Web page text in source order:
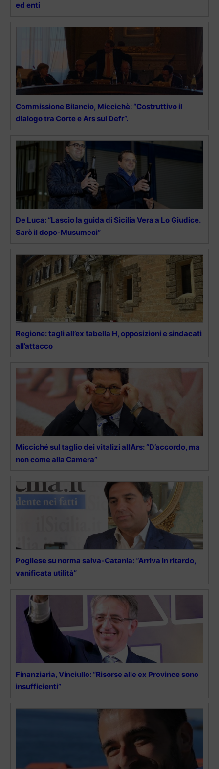
ed enti
Commissione Bilancio, Miccichè: “Costruttivo il
dialogo tra Corte e Ars sul Defr”.
De Luca: “Lascio la guida di Sicilia Vera a Lo Giudice.
Sarò il dopo-Musumeci”
Regione: tagli all’ex tabella H, opposizioni e sindacati
all’attacco
Micciché sul taglio dei vitalizi all’Ars: “D’accordo, ma
non come alla Camera”
Pogliese su norma salva-Catania: “Arriva in ritardo,
vanificata utilità”
Finanziaria, Vinciullo: “Risorse alle ex Province sono
insufficienti”